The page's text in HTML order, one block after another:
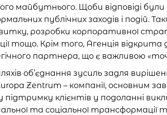
майбутнього. Щоби відповіді
публічних заходів і подій.
розробки корпоративної
тощо. Крім того, Агенція відкрита
партнера, що є важливою
об’єднання зусиль задля
Zentrum – компанії, основним
клієнтів у подоланні
та соціальної трансформації